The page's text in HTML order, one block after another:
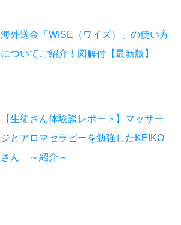
海外送金「WISE（ワイズ）」の使い方
についてご紹介！図解付【最新版】
【生徒さん体験談レポート】マッサー
ジとアロマセラピーを勉強したKEIKO
さん ～紹介～